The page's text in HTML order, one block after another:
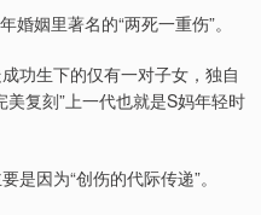
婚姻里著名的“两死一重伤”。
功生下的仅有一对子女，独自
复刻”上一代也就是S妈年轻时
是因为“创伤的代际传递”。